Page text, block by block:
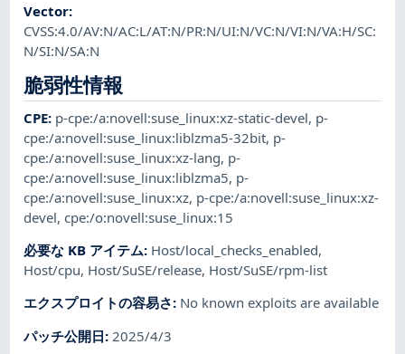
Vector:
CVSS:4.0/AV:N/AC:L/AT:N/PR:N/UI:N/VC:N/VI:N/VA:H/SC:
N/SI:N/SA:N
脆弱性情報
CPE: p-cpe:/a:novell:suse_linux:xz-static-devel, p-
cpe:/a:novell:suse_linux:liblzma5-32bit, p-
cpe:/a:novell:suse_linux:xz-lang, p-
cpe:/a:novell:suse_linux:liblzma5, p-
cpe:/a:novell:suse_linux:xz, p-cpe:/a:novell:suse_linux:xz-
devel,cpe:/o:novell:suse_linux:15
必要な KB アイテム: Host/local_checks_enabled,
Host/cpu, Host/SuSE/release, Host/SuSE/rpm-list
エクスプロイトの容易さ: No known exploits are available
パッチ公開日: 2025/4/3